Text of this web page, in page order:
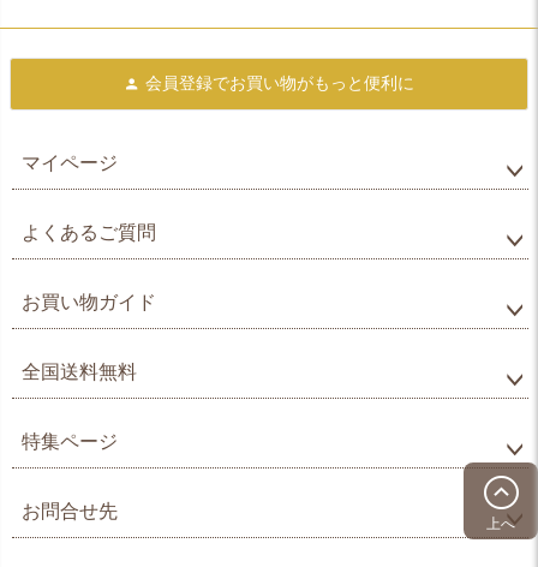
上へ
会員登録でお買い物がもっと便利に
マイページ
よくあるご質問
お買い物ガイド
全国送料無料
特集ページ
お問合せ先